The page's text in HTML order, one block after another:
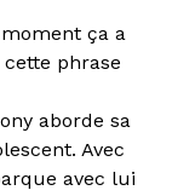
ça a
cette phrase
aborde sa
Avec
avec lui